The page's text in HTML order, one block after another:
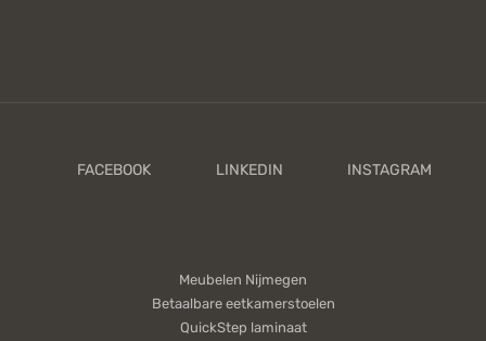
Meubelen Nijmegen
Betaalbare eetkamerstoelen
QuickStep laminaat